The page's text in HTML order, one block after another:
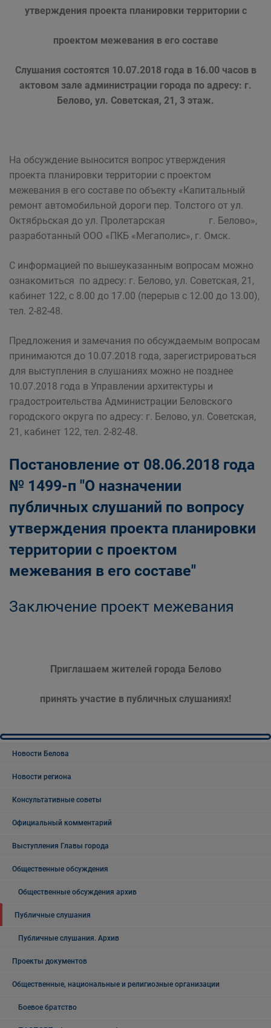
утверждения проекта планировки территории с
проектом межевания в его составе
Слушания состоятся 10.07.2018 года в 16.00 часов в
актовом зале администрации города по адресу: г.
Белово, ул. Советская, 21, 3 этаж.
На обсуждение выносится вопрос утверждения
проекта планировки территории с проектом
межевания в его составе по объекту «Капитальный
ремонт автомобильной дороги пер. Толстого от ул.
Октябрьская до ул. Пролетарская г. Белово»,
разработанный ООО «ПКБ «Мегаполис», г. Омск.
С информацией по вышеуказанным вопросам можно
ознакомиться по адресу: г. Белово, ул. Советская, 21,
кабинет 122, с 8.00 до 17.00 (перерыв с 12.00 до 13.00),
тел. 2-82-48.
Предложения и замечания по обсуждаемым вопросам
принимаются до 10.07.2018 года, зарегистрироваться
для выступления в слушаниях можно не позднее
10.07.2018 года в Управлении архитектуры и
градостроительства Администрации Беловского
городского округа по адресу: г. Белово, ул. Советская,
21, кабинет 122, тел. 2-82-48.
Постановление от 08.06.2018 года
№ 1499-п "О назначении
публичных слушаний по вопросу
утверждения проекта планировки
территории с проектом
межевания в его составе"
Заключение проект межевания
Приглашаем жителей города Белово
принять участие в публичных слушаниях!
Новости Белова
Новости региона
Консультативные советы
Официальный комментарий
Выступления Главы города
Общественные обсуждения
Общественные обсуждения архив
Публичные слушания
Публичные слушания. Архив
Проекты документов
Общественные, национальные и религиозные организации
Боевое братство